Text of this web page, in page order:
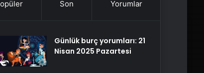
Son Yorumlar
Günlük burç yorumları: 21
Nisan 2025 Pazartesi